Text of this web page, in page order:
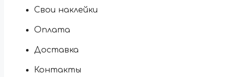
Свои наклейки
Оплата
Доставка
Контакты